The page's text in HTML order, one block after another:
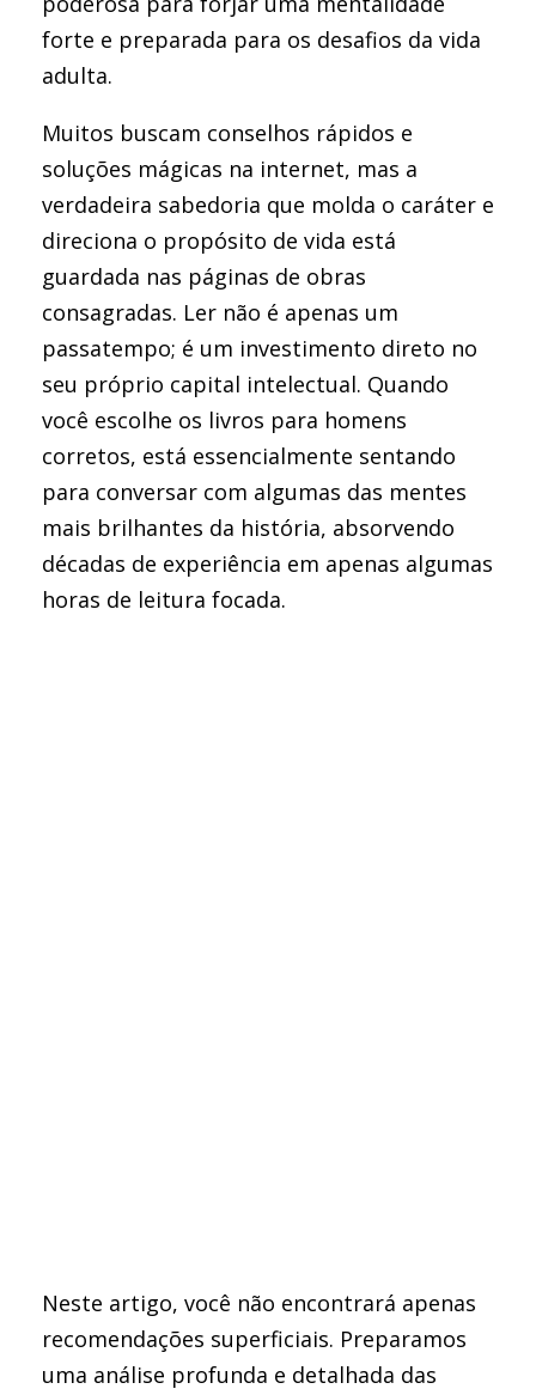
forte e preparada para os desafios da vida
adulta.
Muitos buscam conselhos rápidos e
soluções mágicas na internet, mas a
verdadeira sabedoria que molda o caráter e
direciona o propósito de vida está
guardada nas páginas de obras
consagradas. Ler não é apenas um
passatempo; é um investimento direto no
seu próprio capital intelectual. Quando
você escolhe os livros para homens
corretos, está essencialmente sentando
para conversar com algumas das mentes
mais brilhantes da história, absorvendo
décadas de experiência em apenas algumas
horas de leitura focada.
Neste artigo, você não encontrará apenas
recomendações superficiais. Preparamos
uma análise profunda e detalhada das